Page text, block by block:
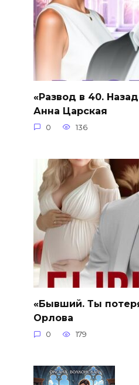
«Развод в 40.
Анна Царская
0 136
«Бывший. Ты
Орлова
0 179